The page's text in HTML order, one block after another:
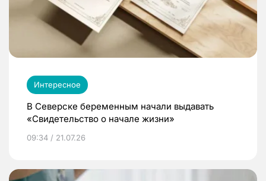
Интересное
В Северске беременным начали выдавать
«Свидетельство о начале жизни»
09:34 / 21.07.26